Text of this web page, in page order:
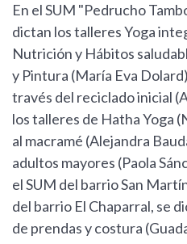
En el SUM "Pedrucho
dictan los talleres Yoga
Nutrición y Hábitos
y Pintura (María Eva
través del reciclado inicial
los talleres de Hatha Yoga
al macramé (Alejandra
adultos mayores (Paola
el SUM del barrio San
del barrio El Chaparral, se
de prendas y costura